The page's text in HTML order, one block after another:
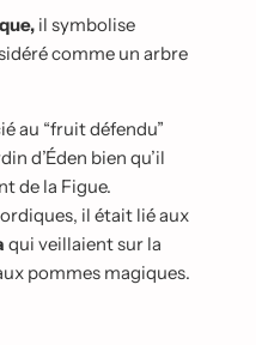
il symbolise
comme un arbre
au “fruit défendu”
d’Éden bien qu’il
de la Figue.
il était lié aux
qui veillaient sur la
pommes magiques.